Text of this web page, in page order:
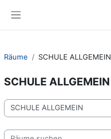
Räume SCHULE ALLGEMEIN
SCHULE ALLGEMEIN
Raumbereiche
Räume suchen